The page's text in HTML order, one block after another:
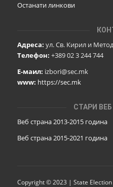
Останати линкови
Адреса: ул. Св. Кирил и
Телефон: +389 02 3 244 744
Е-маил: izbori@sec.mk
www: https://sec.mk
СТАРИ
Веб страна 2013-2015 година
Веб страна 2015-2021 година
Copyright © 2023 | State